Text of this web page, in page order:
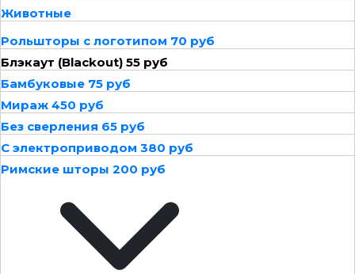
Животные
Рольшторы с логотипом 70 руб
Блэкаут (Blackout) 55 руб
Бамбуковые 75 руб
Мираж 450 руб
Без сверления 65 руб
С электроприводом 380 руб
Римские шторы 200 руб